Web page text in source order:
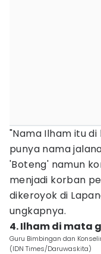
"Nama Ilham itu
punya nama
'Boteng' namun
menjadi korban
dikeroyok di
ungkapnya.
4. Ilham di mata
Guru Bimbingan dan
(IDN Times/Daruwaskita)